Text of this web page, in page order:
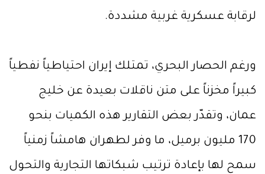
لرقابة عسكرية غربية مشددة.
ورغم الحصار البحري، تمتلك إيران احتياطياً نفطياً
كبيراً مخزناً على متن ناقلات بعيدة عن خليج
عمان، وتقدّر بعض التقارير هذه الكميات بنحو
170 مليون برميل، ما وفر لطهران هامشاً زمنياً
سمح لها بإعادة ترتيب شبكاتها التجارية والتحول